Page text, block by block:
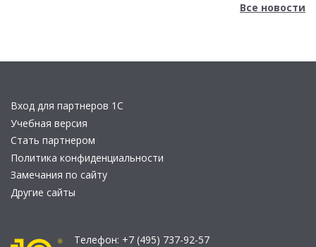
Все новости
Вход для партнеров 1С
Учебная версия
Стать партнером
Политика конфиденциальности
Замечания по сайту
Другие сайты
Телефон: +7 (495) 737-92-57